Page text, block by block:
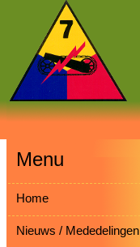
Menu
Home
Nieuws / Mededelingen